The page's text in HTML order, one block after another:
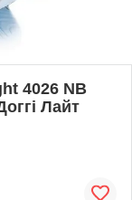
4026 NB
Лайт